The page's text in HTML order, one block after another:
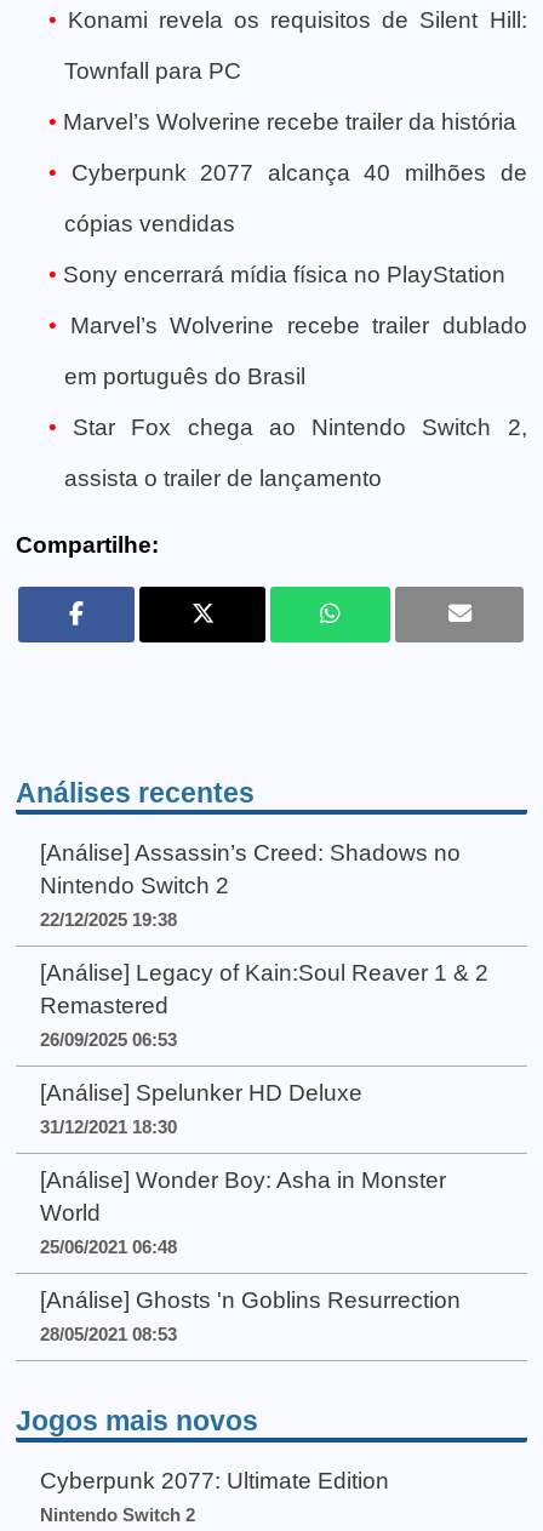
Konami revela os requisitos de Silent Hill:
Townfall para PC
Marvel’s Wolverine recebe trailer da história
Cyberpunk 2077 alcança 40 milhões de
cópias vendidas
Sony encerrará mídia física no PlayStation
Marvel’s Wolverine recebe trailer dublado
em português do Brasil
Star Fox chega ao Nintendo Switch 2,
assista o trailer de lançamento
Compartilhe:
Análises recentes
[Análise] Assassin’s Creed: Shadows no
Nintendo Switch 2
22/12/2025 19:38
[Análise] Legacy of Kain:Soul Reaver 1 & 2
Remastered
26/09/2025 06:53
[Análise] Spelunker HD Deluxe
31/12/2021 18:30
[Análise] Wonder Boy: Asha in Monster
World
25/06/2021 06:48
[Análise] Ghosts 'n Goblins Resurrection
28/05/2021 08:53
Jogos mais novos
Cyberpunk 2077: Ultimate Edition
Nintendo Switch 2